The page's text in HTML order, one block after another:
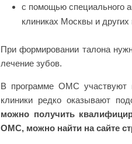
с помощью специального
клиниках Москвы и других
При формировании талона
лечение зубов.
В программе ОМС участвуют
клиники редко оказывают
можно получить
ОМС, можно найти на сайте